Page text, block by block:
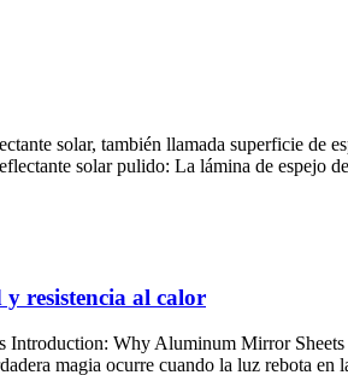
solar, también llamada superficie de
solar pulido: La lámina de espejo
resistencia al calor
Introduction: Why Aluminum Mirror
magia ocurre cuando la luz rebota